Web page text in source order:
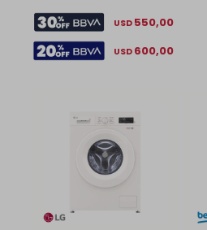
USD 550,00
USD 600,00